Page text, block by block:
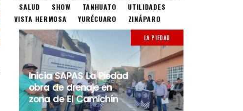
SALUD
SHOW TANHUATO
UTILIDADES
VISTA HERMOSA
YURÉCUARO ZINÁPARO
LA PIEDAD
Inicia SAPAS La Piedad
obra de drenaje en
zona de El Camichín